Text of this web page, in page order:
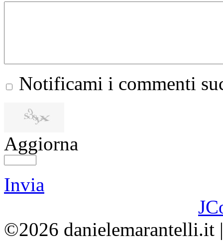
Notificami i commenti
Aggiorna
Invia
©2026 danielemarantelli.it